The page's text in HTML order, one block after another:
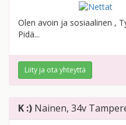
Olen avoin ja sosiaalinen ,
Pidä...
Liity ja ota yhteyttä
K :) Nainen, 34v